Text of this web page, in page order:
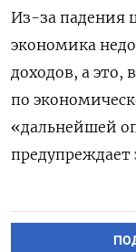
Из-за падения
экономика
доходов, а это,
по
«дальнейшей
предупреждает